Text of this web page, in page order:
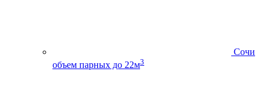
Сочи
объем парных до 22м3